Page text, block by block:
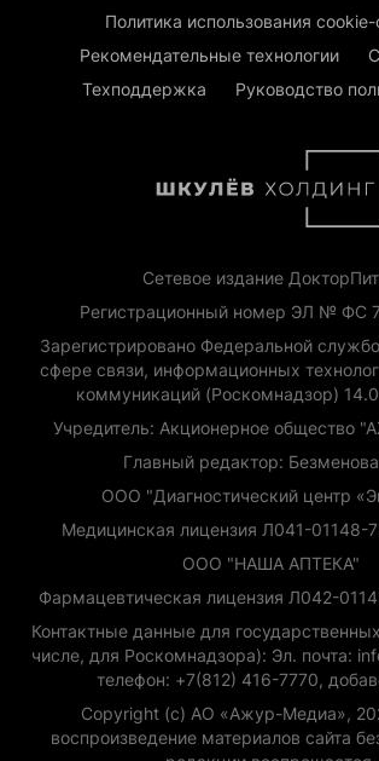
Политика использования
Рекомендательные технологии
Техподдержка
Руководство
Сетевое издание
Регистрационный номер ЭЛ № ФС
Зарегистрировано Федеральной
сфере связи, информационных
коммуникаций (Роскомнадзор)
Учредитель: Акционерное общество
Главный редактор:
ООО "Диагностический центр
Медицинская лицензия Л041-01148-
ООО "НАША АПТЕКА"
Фармацевтическая лицензия Л042-
Контактные данные для
числе, для Роскомнадзора): Эл. почта:
телефон: +7(812) 416-7770,
Copyright (с) АО «Ажур-Медиа»,
воспроизведение материалов сайта